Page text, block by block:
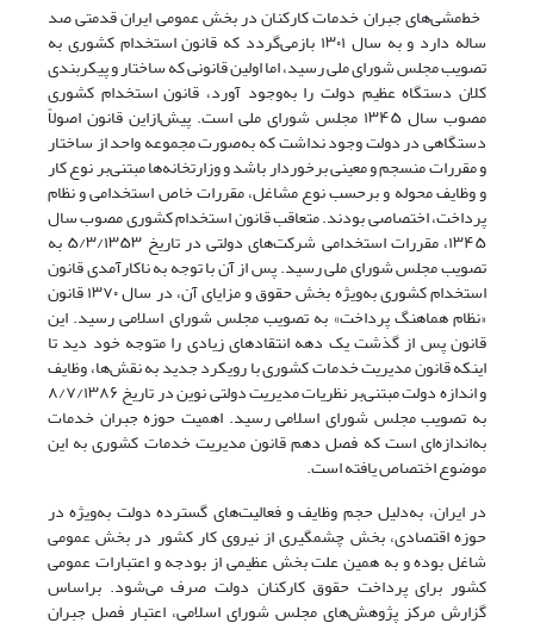
خط‌مشی‌های جبران خدمات کارکنان در بخش عمومی ایران قدمتی صد
ساله دارد و به سال ۱۳۰۱ بازمی‌‌‌‌گردد که قانون استخدام کشوری به
تصویب مجلس شورای ملی رسید، اما اولین قانونی که ساختار و پیکربندی
کلان دستگاه عظیم دولت را به‌وجود آورد، قانون استخدام کشوری
مصوب سال ۱۳۴۵ مجلس شورای ملی است. پیش‌ازاین قانون اصولاً
دستگاهی در دولت وجود نداشت که به‌صورت مجموعه واحد از ساختار
و مقررات منسجم و معینی برخوردار باشد و وزارتخانه‌‌‌‌ها مبتنی‌بر نوع کار
و وظایف محوله و برحسب نوع مشاغل، مقررات خاص استخدامی و نظام
پرداخت، اختصاصی بودند. متعاقب قانون استخدام کشوری مصوب سال
۱۳۴۵، مقررات استخدامی شرکت‌‌‌‌های دولتی در تاریخ ۵/۳‌/۱۳۵۳ به
تصویب مجلس شورای ملی رسید. پس از آن با توجه به ناکارآمدی قانون
استخدام کشوری به‌ویژه بخش حقوق و مزایای آن، در سال ۱۳۷۰ قانون
«نظام هماهنگ پرداخت» به تصویب مجلس شورای اسلامی رسید. این
قانون پس از گذشت یک دهه انتقادهای زیادی را متوجه خود دید تا
اینکه قانون مدیریت خدمات کشوری با رویکرد جدید به نقش‌‌‌‌ها، وظایف
و اندازه دولت مبتنی‌بر نظریات مدیریت دولتی نوین در تاریخ ۸/۷/۱۳۸۶
به تصویب مجلس شورای اسلامی رسید. اهمیت حوزه جبران خدمات
به‌اندازه‌ای است که فصل دهم قانون مدیریت خدمات کشوری به این
موضوع اختصاص یافته است.
در ایران، به‌دلیل حجم وظایف و فعالیت‌‌‌‌های گسترده دولت به‌ویژه در
حوزه‌‌‌‌ اقتصادی، بخش چشمگیری از نیروی کار کشور در بخش عمومی
شاغل بوده و به همین علت بخش عظیمی از بودجه و اعتبارات عمومی
کشور برای پرداخت حقوق کارکنان دولت صرف می‌‌‌‌شود. براساس
گزارش مرکز پژوهش‌‌‌‌های مجلس شورای اسلامی، اعتبار فصل جبران